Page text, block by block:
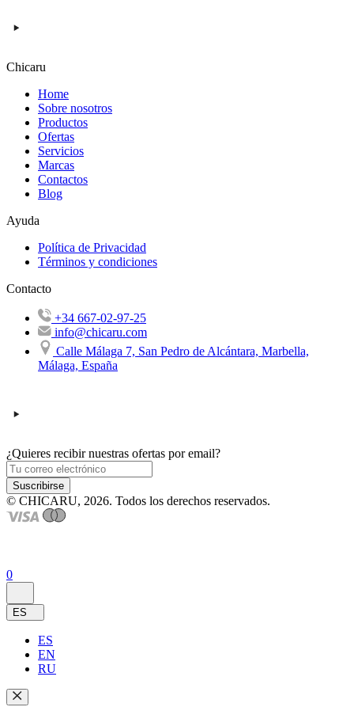
Chicaru
Home
Sobre nosotros
Productos
Ofertas
Servicios
Marcas
Contactos
Blog
Ayuda
Política de Privacidad
Términos y condiciones
Contacto
+34 667-02-97-25
info@chicaru.com
Calle Málaga 7, San Pedro de Alcántara, Marbella,
Málaga, España
¿Quieres recibir nuestras ofertas por email?
Suscribirse
© CHICARU, 2026. Todos los derechos reservados.
0
ES
ES
EN
RU